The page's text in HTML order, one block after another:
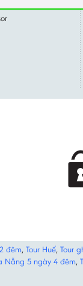
đêm, Tour Huế, Tour
Nẵng 5 ngày 4 đêm,